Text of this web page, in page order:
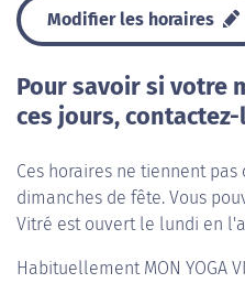
Modifier les horaires
Pour savoir si votre
ces jours, contactez-
Ces horaires ne tiennent
dimanches de fête. Vous
Vitré est ouvert le lundi en
Habituellement MON YOGA